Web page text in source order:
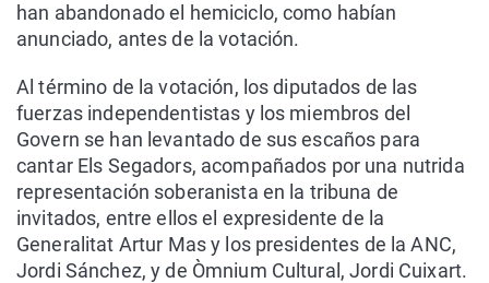
han abandonado el hemiciclo, como habían
anunciado, antes de la votación.
Al término de la votación, los diputados de las
fuerzas independentistas y los miembros del
Govern se han levantado de sus escaños para
cantar Els Segadors, acompañados por una nutrida
representación soberanista en la tribuna de
invitados, entre ellos el expresidente de la
Generalitat Artur Mas y los presidentes de la ANC,
Jordi Sánchez, y de Òmnium Cultural, Jordi Cuixart.